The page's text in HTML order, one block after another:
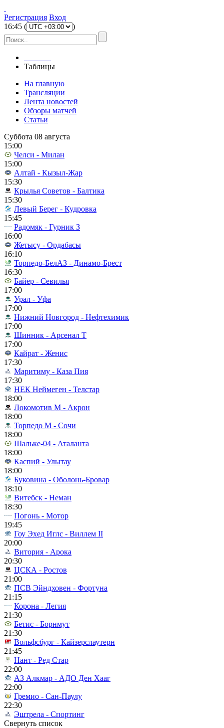
Регистрация Вход
16:45 ( )
Таблицы
На главную
Трансляции
Лента новостей
Обзоры матчей
Статьи
Суббота 08 августа
15:00
Челси - Милан
15:00
Алтай - Кызыл-Жар
15:30
Крылья Советов - Балтика
15:30
Левый Берег - Кудровка
15:45
Радомяк - Гурник З
16:00
Жетысу - Ордабасы
16:10
Торпедо-БелАЗ - Динамо-Брест
16:30
Байер - Севилья
17:00
Урал - Уфа
17:00
Нижний Новгород - Нефтехимик
17:00
Шинник - Арсенал Т
17:00
Кайрат - Женис
17:30
Маритиму - Каза Пия
17:30
НЕК Неймеген - Телстар
18:00
Локомотив М - Акрон
18:00
Торпедо М - Сочи
18:00
Шальке-04 - Аталанта
18:00
Каспий - Улытау
18:00
Буковина - Оболонь-Бровар
18:10
Витебск - Неман
18:30
Погонь - Мотор
19:45
Гоу Эхед Иглс - Виллем II
20:00
Витория - Арока
20:30
ЦСКА - Ростов
21:00
ПСВ Эйндховен - Фортуна
21:15
Корона - Легия
21:30
Бетис - Борнмут
21:30
Вольфсбург - Кайзерслаутерн
21:45
Нант - Ред Стар
22:00
АЗ Алкмар - АДО Ден Хааг
22:00
Гремио - Сан-Паулу
22:30
Эштрела - Спортинг
Свернуть список